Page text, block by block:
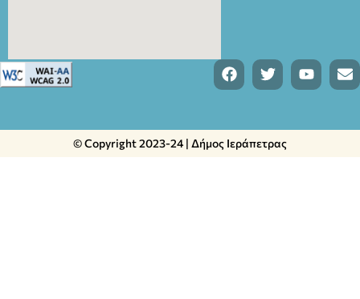
© Copyright 2023-24 | Δήμος Ιεράπετρας